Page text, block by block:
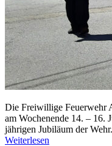
Die Freiwillige Feuerwehr
am Wochenende 14. – 16.
jährigen Jubiläum der Wehr.
Weiterlesen